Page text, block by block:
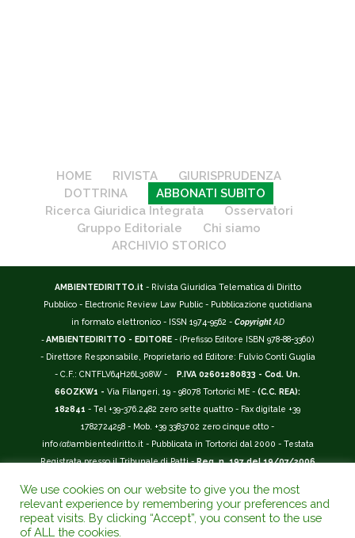
HOME RIVISTA
GIURISPRUDENZA
DOTTRINA
ABBONATI SUBITO
Ricerca Giuridica Integrata
Osservatori
Gruppo Editoriale
Chi siamo
ARCHIVIO STORICO
AMBIENTEDIRITTO.it - Rivista Giuridica Telematica di Diritto
Pubblico - Electronic Review Law Public - Pubblicazione quotidiana
in formato elettronico - ISSN 1974-9562 - Copyright AD
-AMBIENTEDIRITTO - EDITORE - (Prefisso Editore ISBN 978-88-3360)
- Direttore Responsabile, Proprietario ed Editore: Fulvio Conti Guglia
- C.F.: CNTFLV64H26L308W -
P.IVA 02601280833 - Cod. Un.
66OZKW1 - Via Filangeri, 19 - 98078 Tortorici ME - (C.C. REA):
182841 - Tel +39-376.2482 zero sette quattro - Fax digitale +39
1782724258 - Mob. +39 3383702 zero cinque otto -
info(at)ambientediritto.it - Pubblicata in Tortorici dal 2000 - Testata
Registrata presso il Tribunale di Patti -Reg. n. 197 del 19/07/2006
__________
La Rivista Giuridica AMBIENTEDIRITTO.IT ISSN 1974-9562
riconosciuta ed inserita nell'Area 12 - (
We use cookies on our website to give you the most
relevant experience by remembering your preferences and
repeat visits. By clicking “Accept”, you consent to the use
of ALL the cookies.